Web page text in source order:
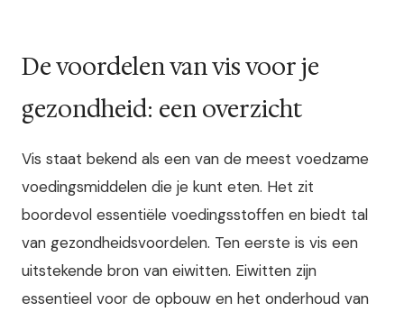
De voordelen van vis voor je
gezondheid: een overzicht
Vis staat bekend als een van de meest voedzame
voedingsmiddelen die je kunt eten. Het zit
boordevol essentiële voedingsstoffen en biedt tal
van gezondheidsvoordelen. Ten eerste is vis een
uitstekende bron van eiwitten. Eiwitten zijn
essentieel voor de opbouw en het onderhoud van